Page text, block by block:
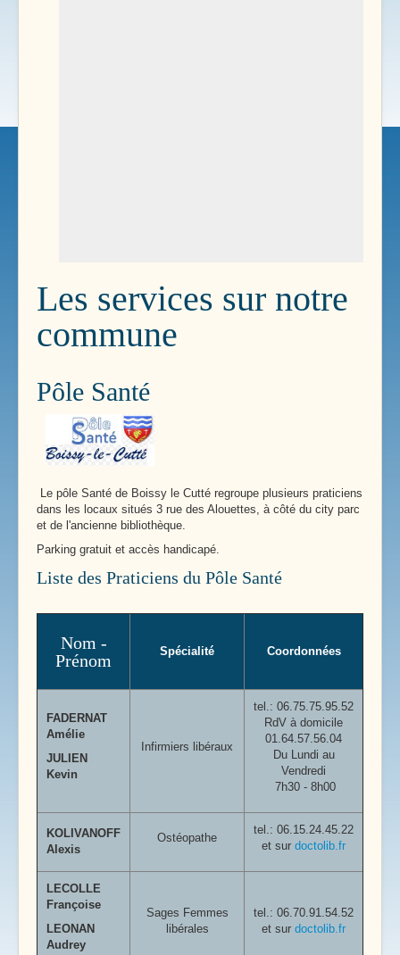
Les services sur notre
commune
Pôle Santé
Le pôle Santé de Boissy le Cutté regroupe plusieurs praticiens
dans les locaux situés 3 rue des Alouettes, à côté du city parc
et de l'ancienne bibliothèque.
Parking gratuit et accès handicapé.
Liste des Praticiens du Pôle Santé
Nom -
Prénom
Spécialité Coordonnées
FADERNAT
Amélie
JULIEN
Kevin
Infirmiers libéraux
tel.: 06.75.75.95.52
RdV à domicile
01.64.57.56.04
Du Lundi au
Vendredi
7h30 - 8h00
KOLIVANOFF
Alexis
Ostéopathe
tel.: 06.15.24.45.22
et sur doctolib.fr
LECOLLE
Françoise
LEONAN
Audrey
Sages Femmes
libérales
tel.: 06.70.91.54.52
et sur doctolib.fr